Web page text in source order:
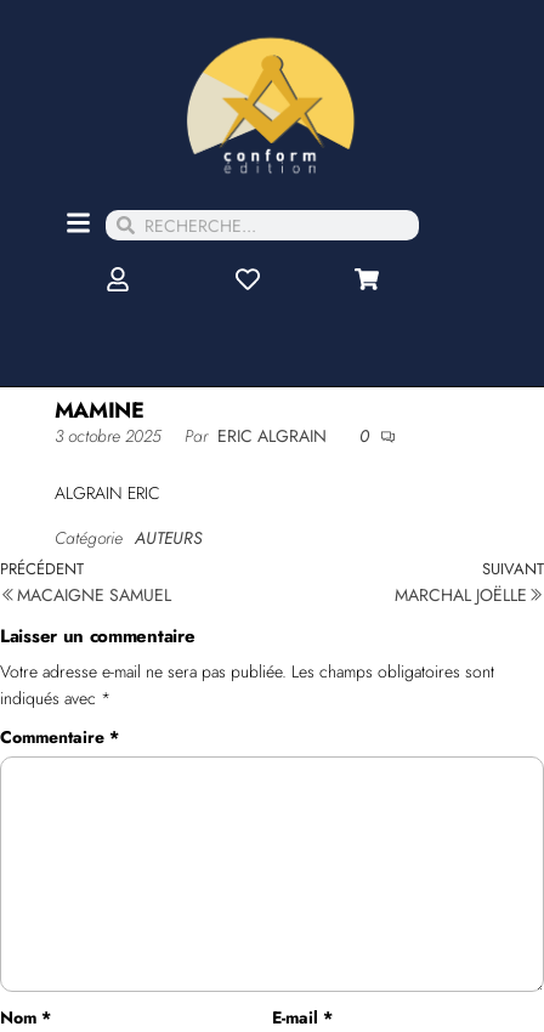
MAMINE
3 octobre 2025 Par ERIC ALGRAIN 0
ALGRAIN ERIC
Catégorie AUTEURS
PRÉCÉDENT
MACAIGNE SAMUEL
SUIVANT
MARCHAL JOËLLE
Laisser un commentaire
Votre adresse e-mail ne sera pas publiée. Les champs obligatoires sont
indiqués avec *
Commentaire *
Nom * E-mail *